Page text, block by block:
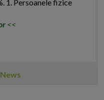
1. Persoanele fizice
<<